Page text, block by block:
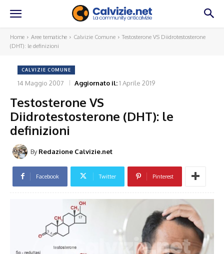
Home Aree tematiche Calvizie Comune
Testosterone VS Diidrotestosterone
(DHT): le definizioni
CALVIZIE COMUNE
14 Maggio 2007 Aggiornato il:1 Aprile 2019
Testosterone VS
Diidrotestosterone (DHT): le
definizioni
By Redazione Calvizie.net
Facebook Twitter Pinterest